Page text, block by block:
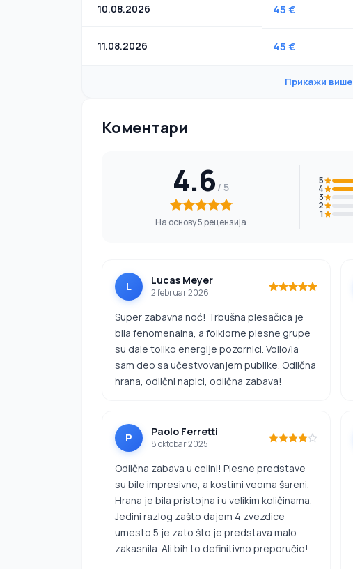
10.08.2026 45 €
11.08.2026 45 €
Прикажи више
Коментари
4.6
На основу 5 рецензија
5
4
3
2
1
L Lucas Meyer
2 februar 2026
Super zabavna noć! Trbušna plesačica je
bila fenomenalna, a folklorne plesne grupe
su dale toliko energije pozornici. Volio/la
sam deo sa učestvovanjem publike. Odlična
hrana, odlični napici, odlična zabava!
P Paolo Ferretti
8 oktobar 2025
Odlična zabava u celini! Plesne predstave
su bile impresivne, a kostimi veoma šareni.
Hrana je bila pristojna i u velikim količinama.
Jedini razlog zašto dajem 4 zvezdice
umesto 5 je zato što je predstava malo
zakasnila. Ali bih to definitivno preporučio!